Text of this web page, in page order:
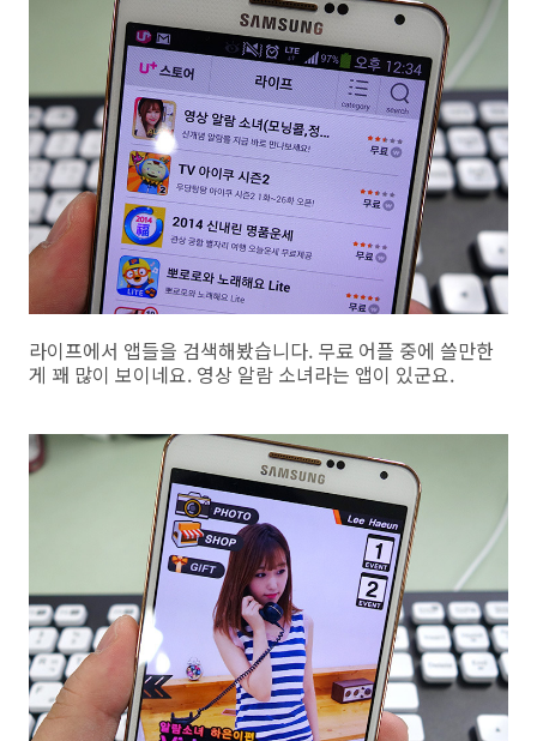
라이프에서 앱들을 검색해봤습니다. 무료 어플 중에 쓸만한
게 꽤 많이 보이네요. 영상 알람 소녀라는 앱이 있군요.